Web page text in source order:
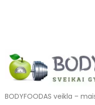
BODYFOODAS veikla –